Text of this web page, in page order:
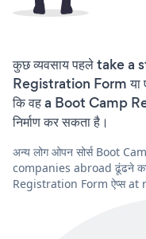
कुछ व्यवसाय पहले take
Registration Form या
कि वह a Boot Camp
निर्माण कर सकता है।
अन्य लोग ओपन सोर्स Boot
companies abroad ढूंढने
Registration Form ऐप्स